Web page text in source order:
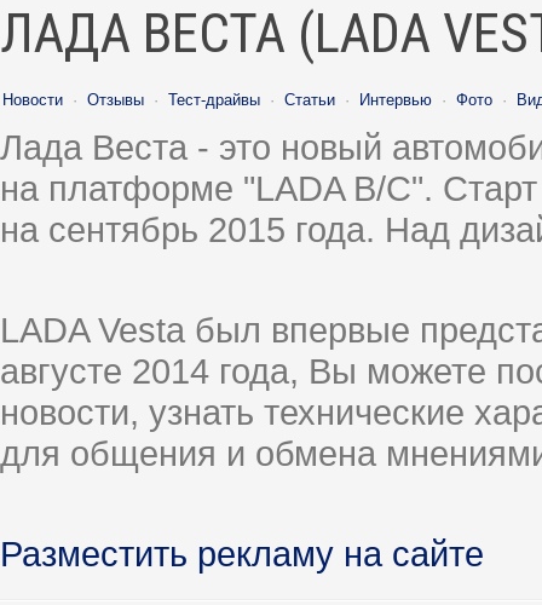
ЛАДА ВЕСТА (LADA
Новости · Отзывы · Тест-драйвы · Статьи · Интервью · Фото ·
Лада Веста - это новый
на платформе "LADA B/C".
на сентябрь 2015 года. Над
LADA Vesta был впервые
августе 2014 года, Вы можете
новости, узнать технические
для общения и обмена
Разместить рекламу на сайте